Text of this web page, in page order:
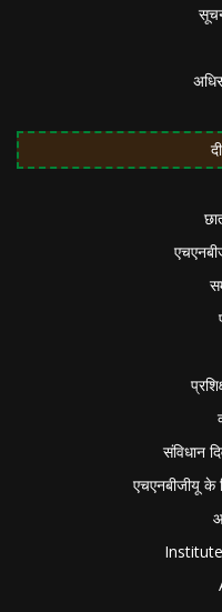
संविधान
एचएनबीजीयू के